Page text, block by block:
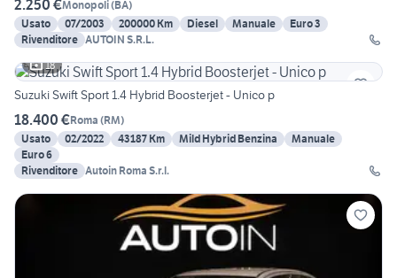
2.250 €Monopoli(BA)
Usato
07/2003 200000 Km Diesel Manuale
Euro 3
Rivenditore AUTOIN S.R.L.
18
Suzuki Swift Sport 1.4 Hybrid Boosterjet - Unico p
18.400 €Roma (RM)
Usato
02/2022 43187 Km Mild Hybrid Benzina
Manuale
Euro 6
Rivenditore Autoin Roma S.r.l.